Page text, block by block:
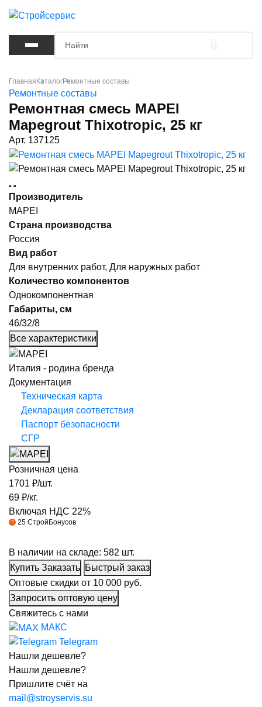
ГлавнаяКаталогРемонтные составы
Ремонтные составы
Ремонтная смесь MAPEI
Mapegrout Thixotropic, 25 кг
Арт. 137125
Производитель
MAPEI
Страна производства
Россия
Вид работ
Для внутренних работ, Для наружных работ
Количество компонентов
Однокомпонентная
Габариты, см
46/32/8
Все характеристики
Италия - родина бренда
Документация
Техническая карта
Декларация соответствия
Паспорт безопасности
СГР
Розничная цена
1701 ₽/шт.
69 ₽/кг.
Включая НДС 22%
? 25 СтройБонусов
В наличии на складе: 582 шт.
Купить Заказать Быстрый заказ
Оптовые скидки от 10 000 руб.
Запросить оптовую цену
Свяжитесь с нами
МАКС
Telegram
Нашли дешевле?
Нашли дешевле?
Пришлите счёт на
mail@stroyservis.su